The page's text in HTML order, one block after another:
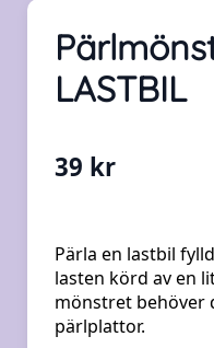
LASTBIL
39 kr
Pärla en lastbil
lasten körd av en
mönstret behöver
pärlplattor.